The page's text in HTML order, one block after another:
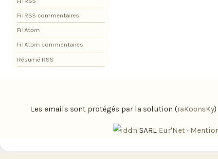
Fil RSS commentaires
Fil Atom
Fil Atom commentaires
Résumé RSS
Les emails sont protégés par la solution (raKoonsKy)
SARL Eur'Net ·